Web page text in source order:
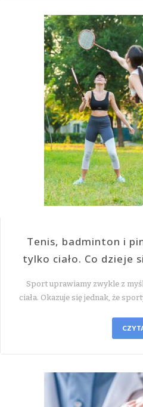
Tenis, badminton i
tylko ciało. Co dzieje
Sport uprawiamy zwykle z
ciała. Okazuje się jednak, że